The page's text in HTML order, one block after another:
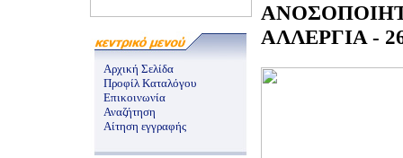
Αρχική Σελίδα
Προφίλ Καταλόγου
Επικοινωνία
Αναζήτηση
Αίτηση εγγραφής
ΑΛΛΕΡΓΙΑ -